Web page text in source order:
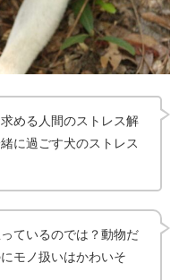
める人間のストレス解
に過ごす犬のストレス
ているのでは？動物だ
モノ扱いはかわいそ